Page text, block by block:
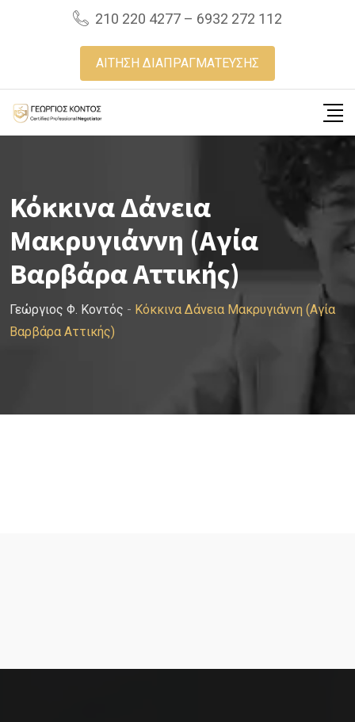
210 220 4277 – 6932 272 112
ΑΙΤΗΣΗ ΔΙΑΠΡΑΓΜΑΤΕΥΣΗΣ
Κόκκινα Δάνεια
Μακρυγιάννη (Αγία
Βαρβάρα Αττικής)
Γεώργιος Φ. Κοντός - Κόκκινα Δάνεια Μακρυγιάννη (Αγία
Βαρβάρα Αττικής)